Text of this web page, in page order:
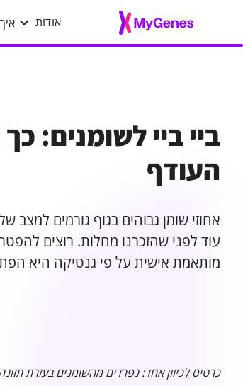
אודות
ביי ביי לשומנים:
העודף
אחוזי שומן גבוהים בגוף גורמים
עוד לפני שהזכרנו מחלות. רוצים
מותאמת אישית על פי גנטיקה היא
כרטיס לכיוון אחד: נפרדים מהשומנים בעזרת